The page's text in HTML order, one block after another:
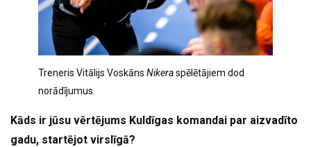
Treneris Vitālijs Voskāns Nikeraspēlētājiem dod
norādījumus.
Kāds ir jūsu vērtējums Kuldīgas komandai par aizvadīto
gadu, startējot virslīgā?